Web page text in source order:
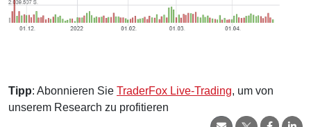
Tipp: Abonnieren Sie TraderFox Live-Trading, um von
unserem Research zu profitieren